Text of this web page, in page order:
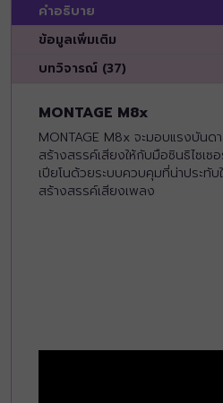
คำอธิบาย
ข้อมูลเพิ่มเติม
บทวิจารณ์ (37)
MONTAGE M8x
MONTAGE M8x จะมอบแรงบันดา
สร้างสรรค์เสียงให้กับมือซินธิไซเ
เปียโนด้วยระบบควบคุมที่น่าประทับ
สร้างสรรค์เสียงเพลง